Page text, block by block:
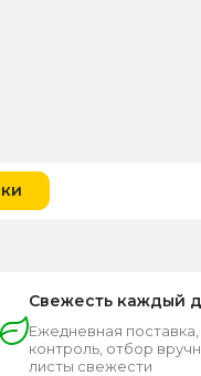
Свежесть каждый
Ежедневная
контроль, отбор
листы свежести